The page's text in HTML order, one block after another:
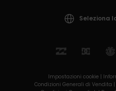
Seleziona
Impostazioni cookie |
Condizioni Generali di Vendita |